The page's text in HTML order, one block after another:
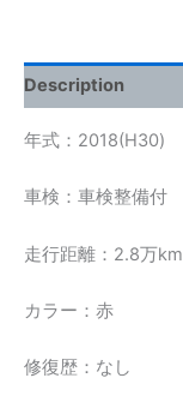
Description
年式：2018(H30)
車検：車検整備付
走行距離：2.8万km
カラー：赤
修復歴：なし